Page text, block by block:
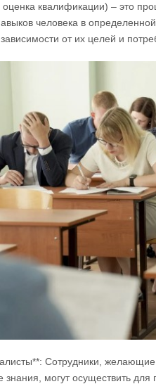
квалификации) – это
человека в
от их целей и
Сотрудники,
могут осуществить для